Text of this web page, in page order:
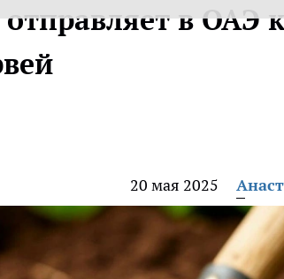
отправляет в ОАЭ
20 мая 2025